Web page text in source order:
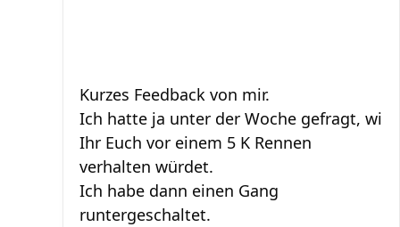
Kurzes Feedback von mir.
Ich hatte ja unter der Woche gefragt, wi
Ihr Euch vor einem 5 K Rennen
verhalten würdet.
Ich habe dann einen Gang
runtergeschaltet.